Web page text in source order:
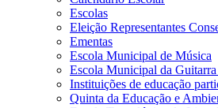
Escolas
Eleição Representantes
Ementas
Escola Municipal de Música
Escola Municipal da
Instituições de educação
Quinta da Educação e